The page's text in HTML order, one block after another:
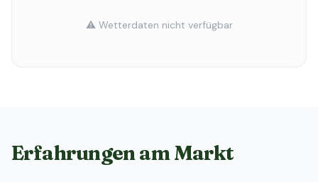
⚠️ Wetterdaten nicht verfügbar
Erfahrungen am Markt